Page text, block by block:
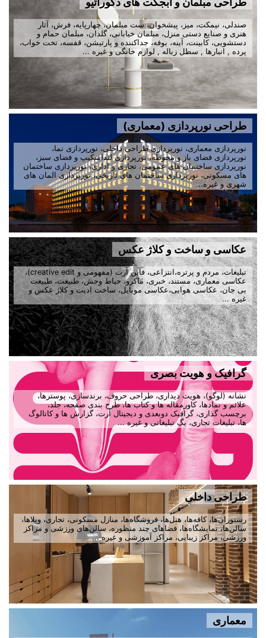
صندلی، نیمکت، میز، پیشخوان، ست مبلمان، چهارپایه، فرش، آثار
هنری و صنایع دستی منزل، مبلمان خیابانی، گلدان، مبلمان حمام و
دستشویی، کابینت، آینه، بوفه، جداکننده و پارتیشن، قفسه، تخت خواب،
پرده , انبارها , سطل زباله , لوازم خانگی و غیره ...
طراحی نورپردازی (معماری)
نورپردازی معماری، نورپردازی طراحی داخلی، نورپردازی نما،
نورپردازی فضای باز و محوطه، نورپردازی لنداسکیپ و فضای سبز،
نورپردازی ساختمان های عمومی، تجاری و اداری، نورپردازی ساختمان
های مسکونی، نورپردازی ساختمان های تاریخی، نورپردازی المان های
شهری و غیره...
عکاسی و ساخت و کلاژ عکس
تبلیغات، مردم و پرتره،انتزاعی، فاین آرت (مفهومی و creative edit)،
عکاسی معماری، مستند، خبری، ماکرو، حیاط وحش، طبیعت، طبیعت
بی جان، عکاسی هوایی،عکاسی موبایل، ساخت ادیت و کلاژ عکس و
غیره ...
گرافیک و هویت بصری
نشانه (لوگو)، هویت دیداری، طراحی حروف، برندسازی، پوسترها،
علائم و نمادها، کاورمقاله ها و کتاب ها، طرح بندی صفحه، جلد،
برچسب گذاری، گرافیک دوبعدی و دیجیتال آرت، گزارش ها و کاتالوگ
ها، تبلیغات تجاری، بگ تبلیغاتی و غیره ...
طراحی داخلی
رستوران‌ها، کافه‌ها، هتل‌ها، فروشگاه‌ها، منازل مسکونی، تجاری، ویلاها،
سالن‌ها، نمایشگاه‌ها، فضاهای چند منظوره، سالن‌های ورزشی و مراکز
ورزشی، مراکز زیبایی، مراکز آموزشی و غیره ...
معماری